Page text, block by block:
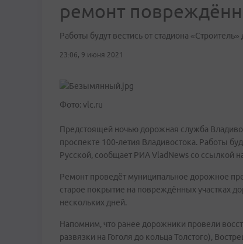
ремонт
Работы будут вестись от стадиона
23:06, 9 июня 2021
Фото: vlc.ru
Предстоящей ночью дорожная служба
проспекте 100-летия Владивостока. Работы
Русской, сообщает РИА VladNews со ссылкой
Ремонт проведёт муниципальное дорожное
старое покрытие на повреждённых участках
нескольких дней.
Напомним, что ранее дорожники провели
развязки на Гоголя до кольца Толстого),